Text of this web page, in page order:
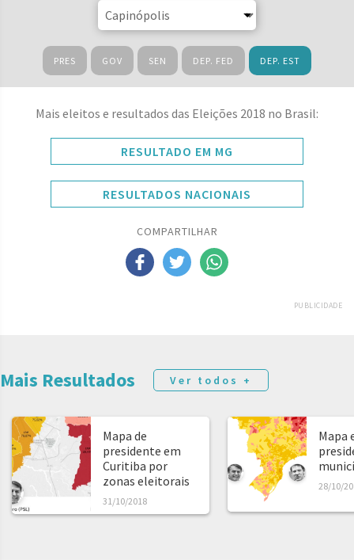
PRES GOV SEN DEP. FED DEP. EST
Mais eleitos e resultados das Eleições 2018 no Brasil:
RESULTADO EM MG
RESULTADOS NACIONAIS
COMPARTILHAR
PUBLICIDADE
Mais Resultados Ver todos +
Mapa de
presidente em
Curitiba por
zonas eleitorais
31/10/2018
Mapa
28/10/